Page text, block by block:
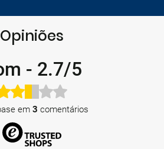
Opiniões
- 2.7/5
em 3 comentários